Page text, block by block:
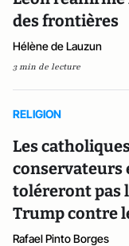
des frontières
Hélène de Lauzun
3 min de lecture
RELIGION
Les
conservateurs
toléreront pas
Trump contre
Rafael Pinto Borges